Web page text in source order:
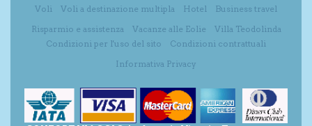
Voli
Voli a destinazione multipla Hotel
Business travel
Risparmio e assistenza
Vacanze alle Eolie
Villa Teodolinda
Condizioni per l'uso del sito
Condizioni contrattuali
Informativa Privacy